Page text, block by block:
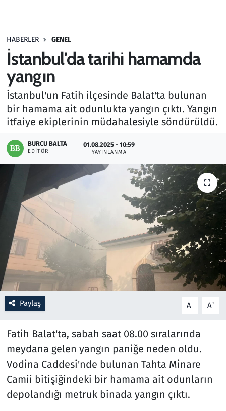
HABERLER GENEL
İstanbul'da tarihi hamamda
yangın
İstanbul'un Fatih ilçesinde Balat'ta bulunan
bir hamama ait odunlukta yangın çıktı. Yangın
itfaiye ekiplerinin müdahalesiyle söndürüldü.
BURCU BALTA
EDITÖR
01.08.2025 - 10:59
YAYINLANMA
Paylaş A- A+
Fatih Balat'ta, sabah saat 08.00 sıralarında
meydana gelen yangın paniğe neden oldu.
Vodina Caddesi'nde bulunan Tahta Minare
Camii bitişiğindeki bir hamama ait odunların
depolandığı metruk binada yangın çıktı.
Haber
Kurumsal Haberler
Lezzet Durağı
Memur ve Kamu
Oyun
Ramazan
Resmi İlanlar
Rüya Tabirleri
Sağlık
Seçim 2023
Spor